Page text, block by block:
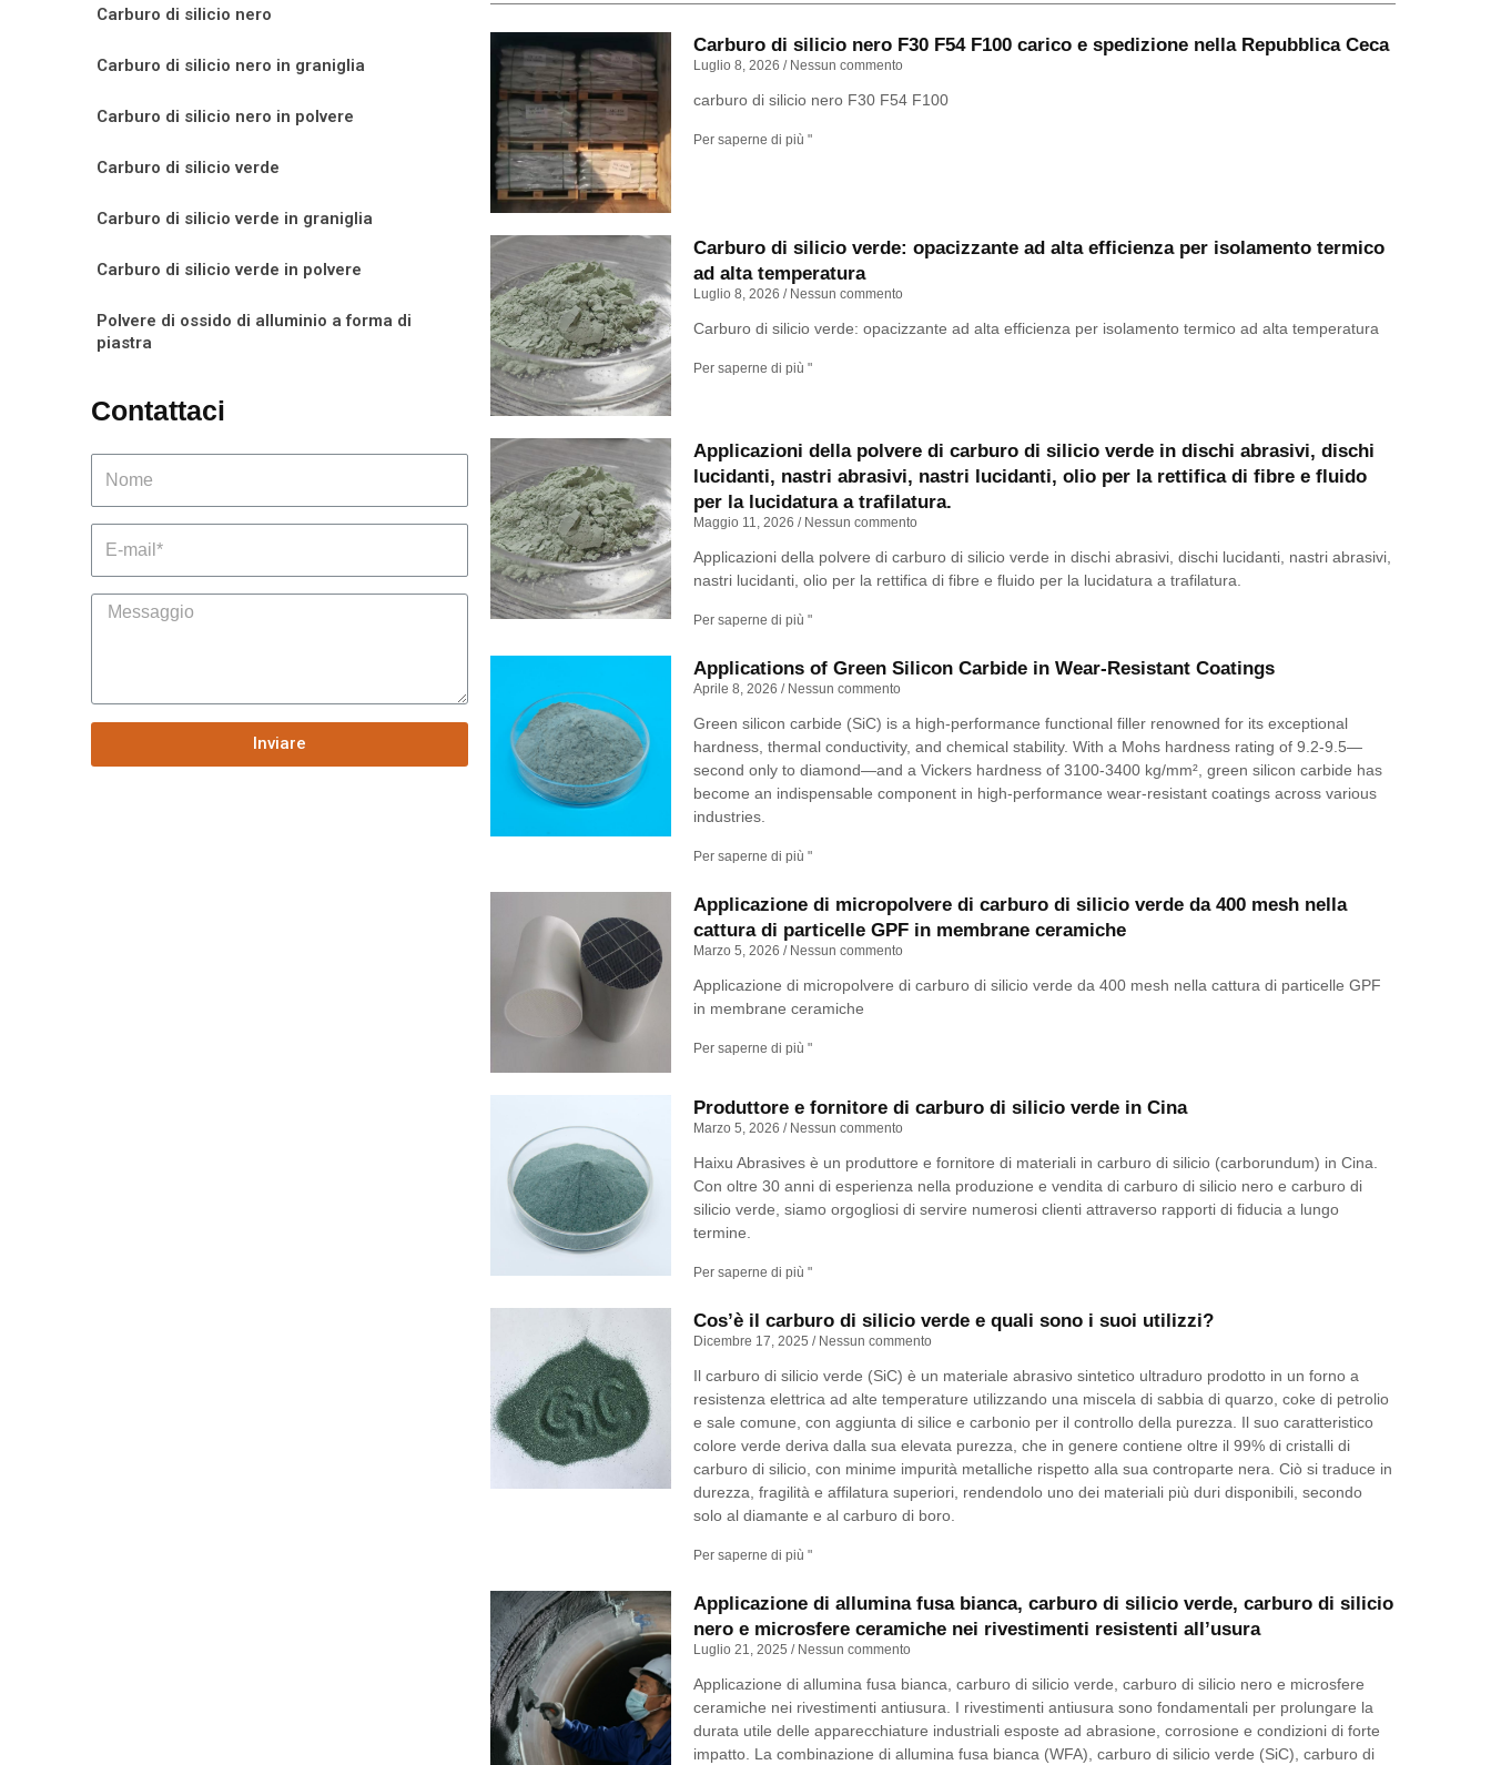
Carburo di silicio nero
Carburo di silicio nero in graniglia
Carburo di silicio nero in polvere
Carburo di silicio verde
Carburo di silicio verde in graniglia
Carburo di silicio verde in polvere
Polvere di ossido di alluminio a forma di
piastra
Contattaci
Inviare
Carburo di silicio nero F30 F54 F100 carico e spedizione nella Repubblica Ceca
Luglio 8, 2026 Nessun commento
carburo di silicio nero F30 F54 F100
Per saperne di più "
Carburo di silicio verde: opacizzante ad alta efficienza per isolamento termico
ad alta temperatura
Luglio 8, 2026 Nessun commento
Carburo di silicio verde: opacizzante ad alta efficienza per isolamento termico ad alta temperatura
Per saperne di più "
Applicazioni della polvere di carburo di silicio verde in dischi abrasivi, dischi
lucidanti, nastri abrasivi, nastri lucidanti, olio per la rettifica di fibre e fluido
per la lucidatura a trafilatura.
Maggio 11, 2026 Nessun commento
Applicazioni della polvere di carburo di silicio verde in dischi abrasivi, dischi lucidanti, nastri abrasivi,
nastri lucidanti, olio per la rettifica di fibre e fluido per la lucidatura a trafilatura.
Per saperne di più "
Applications of Green Silicon Carbide in Wear-Resistant Coatings
Aprile 8, 2026 Nessun commento
Green silicon carbide (SiC) is a high-performance functional filler renowned for its exceptional
hardness, thermal conductivity, and chemical stability. With a Mohs hardness rating of 9.2-9.5—
second only to diamond—and a Vickers hardness of 3100-3400 kg/mm², green silicon carbide has
become an indispensable component in high-performance wear-resistant coatings across various
industries.
Per saperne di più "
Applicazione di micropolvere di carburo di silicio verde da 400 mesh nella
cattura di particelle GPF in membrane ceramiche
Marzo 5, 2026 Nessun commento
Applicazione di micropolvere di carburo di silicio verde da 400 mesh nella cattura di particelle GPF
in membrane ceramiche
Per saperne di più "
Produttore e fornitore di carburo di silicio verde in Cina
Marzo 5, 2026 Nessun commento
Haixu Abrasives è un produttore e fornitore di materiali in carburo di silicio (carborundum) in Cina.
Con oltre 30 anni di esperienza nella produzione e vendita di carburo di silicio nero e carburo di
silicio verde, siamo orgogliosi di servire numerosi clienti attraverso rapporti di fiducia a lungo
termine.
Per saperne di più "
Cos’è il carburo di silicio verde e quali sono i suoi utilizzi?
Dicembre 17, 2025 Nessun commento
Il carburo di silicio verde (SiC) è un materiale abrasivo sintetico ultraduro prodotto in un forno a
resistenza elettrica ad alte temperature utilizzando una miscela di sabbia di quarzo, coke di petrolio
e sale comune, con aggiunta di silice e carbonio per il controllo della purezza. Il suo caratteristico
colore verde deriva dalla sua elevata purezza, che in genere contiene oltre il 99% di cristalli di
carburo di silicio, con minime impurità metalliche rispetto alla sua controparte nera. Ciò si traduce in
durezza, fragilità e affilatura superiori, rendendolo uno dei materiali più duri disponibili, secondo
solo al diamante e al carburo di boro.
Per saperne di più "
Applicazione di allumina fusa bianca, carburo di silicio verde, carburo di silicio
nero e microsfere ceramiche nei rivestimenti resistenti all’usura
Luglio 21, 2025 Nessun commento
Applicazione di allumina fusa bianca, carburo di silicio verde, carburo di silicio nero e microsfere
ceramiche nei rivestimenti antiusura. I rivestimenti antiusura sono fondamentali per prolungare la
durata utile delle apparecchiature industriali esposte ad abrasione, corrosione e condizioni di forte
impatto. La combinazione di allumina fusa bianca (WFA), carburo di silicio verde (SiC), carburo di